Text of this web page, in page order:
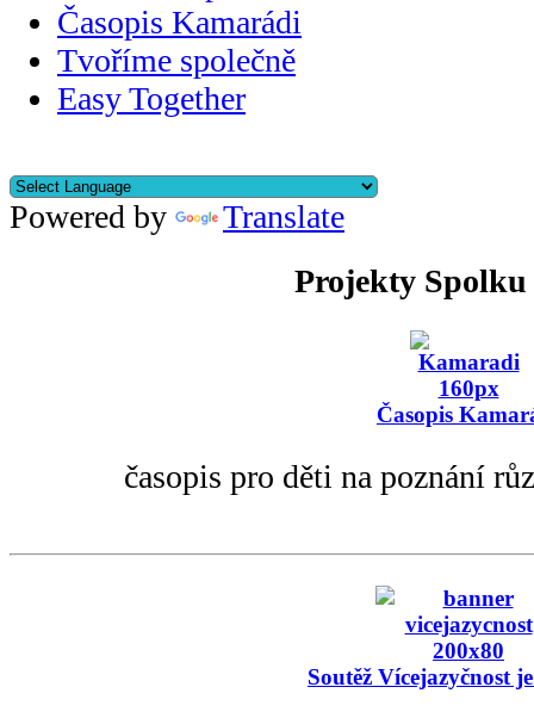
Časopis Kamarádi
Tvoříme společně
Easy Together
Powered by
Translate
Projekty Spolku
Časopis
časopis pro děti na poznání
Soutěž Vícejazyčnost